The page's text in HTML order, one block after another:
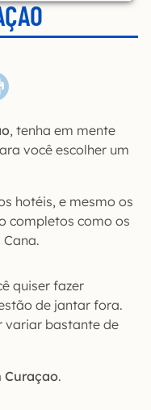
, tenha em mente
você escolher um
hotéis, e mesmo os
completos como os
quiser fazer
de jantar fora.
variar bastante de
Curaçao.